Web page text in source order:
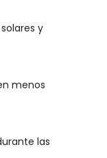
y
menos
las